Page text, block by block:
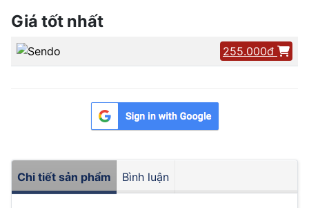
Giá tốt nhất
255.000đ
Chi tiết sản phẩm Bình luận